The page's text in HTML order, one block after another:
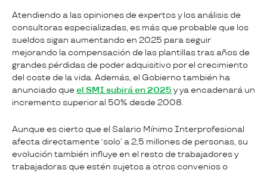
Atendiendo a las opiniones de expertos y los análisis de
consultoras especializadas, es más que probable que los
sueldos sigan aumentando en 2025 para seguir
mejorando la compensación de las plantillas tras años de
grandes pérdidas de poder adquisitivo por el crecimiento
del coste de la vida. Además, el Gobierno también ha
anunciado queel SMI subirá en 2025 y ya encadenará un
incremento superior al 50% desde 2008.
Aunque es cierto que el Salario Mínimo Interprofesional
afecta directamente ‘solo’ a 2,5 millones de personas, su
evolución también influye en el resto de trabajadores y
trabajadoras que estén sujetos a otros convenios o